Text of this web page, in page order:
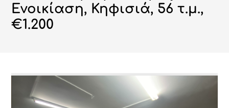
Ενοικίαση, Κηφισιά, 56 τ.μ.,
€1.200